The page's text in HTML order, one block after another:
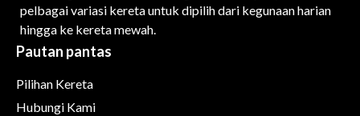
pelbagai variasi kereta untuk dipilih dari kegunaan harian
hingga ke kereta mewah.
Pautan pantas
Pilihan Kereta
Hubungi Kami